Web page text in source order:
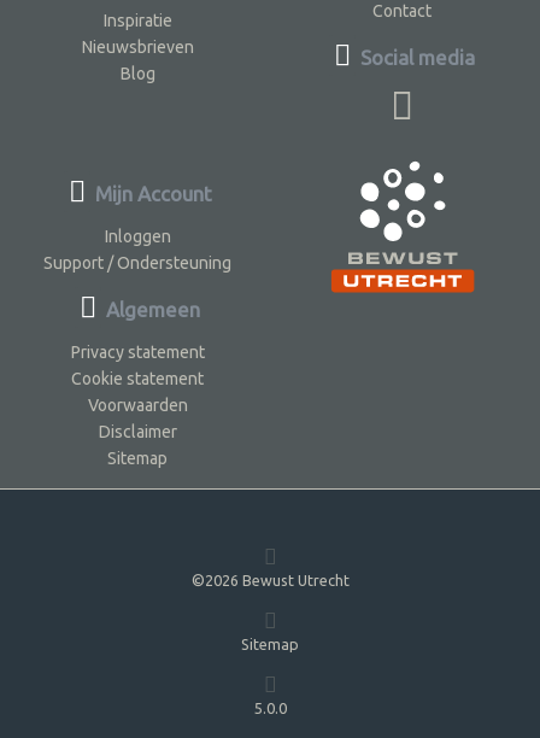
Inspiratie
Nieuwsbrieven
Blog
Contact
Social media
Mijn Account
Inloggen
Support / Ondersteuning
Algemeen
Privacy statement
Cookie statement
Voorwaarden
Disclaimer
Sitemap
©2026 Bewust Utrecht
Sitemap
5.0.0